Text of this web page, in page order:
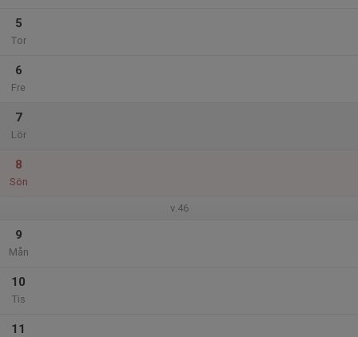
5
Tor
6
Fre
7
Lör
8
Sön
v.46
9
Mån
10
Tis
11